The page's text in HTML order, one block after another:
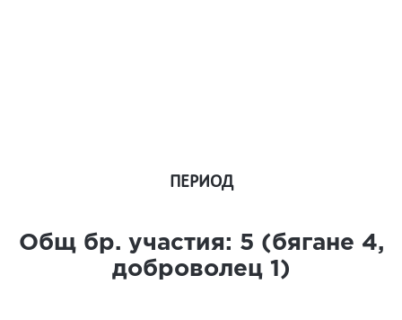
ПЕРИОД
Общ бр. участия: 5 (бягане 4,
доброволец 1 )